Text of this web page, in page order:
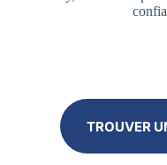
TROUVER